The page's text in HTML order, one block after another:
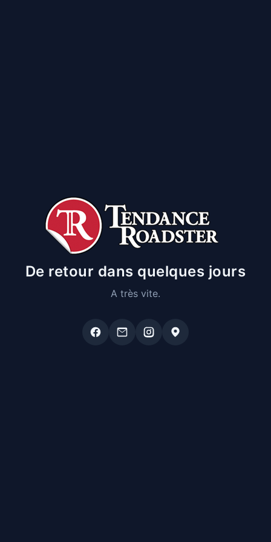
De retour dans quelques jours
A très vite.